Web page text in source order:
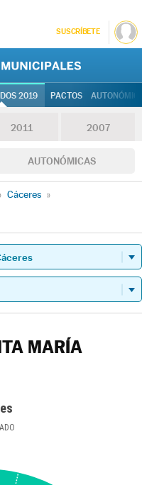
SUSCRÍBETE
2019 PACTOS
2011 2007
AUTONÓMICAS
Cáceres »
MARÍA